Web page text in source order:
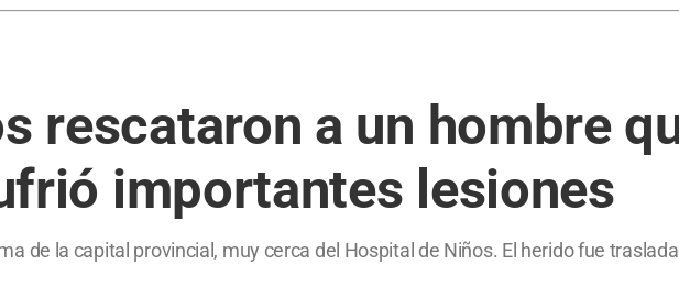
rescataron a un hombre
importantes lesiones
de la capital provincial, muy cerca del Hospital de Niños. El herido fue